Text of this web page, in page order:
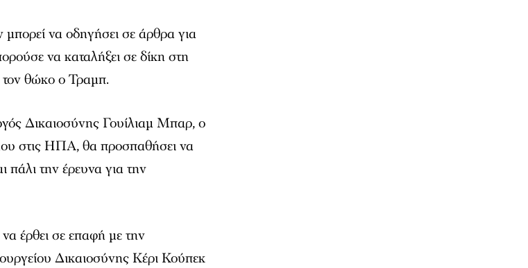
να οδηγήσει σε άρθρα για
να καταλήξει σε δίκη στη
τον θώκο ο Τραμπ.
Δικαιοσύνης Γουίλιαμ Μπαρ, ο
στις ΗΠΑ, θα προσπαθήσει να
πάλι την έρευνα για την
έρθει σε επαφή με την
Δικαιοσύνης Κέρι Κούπεκ